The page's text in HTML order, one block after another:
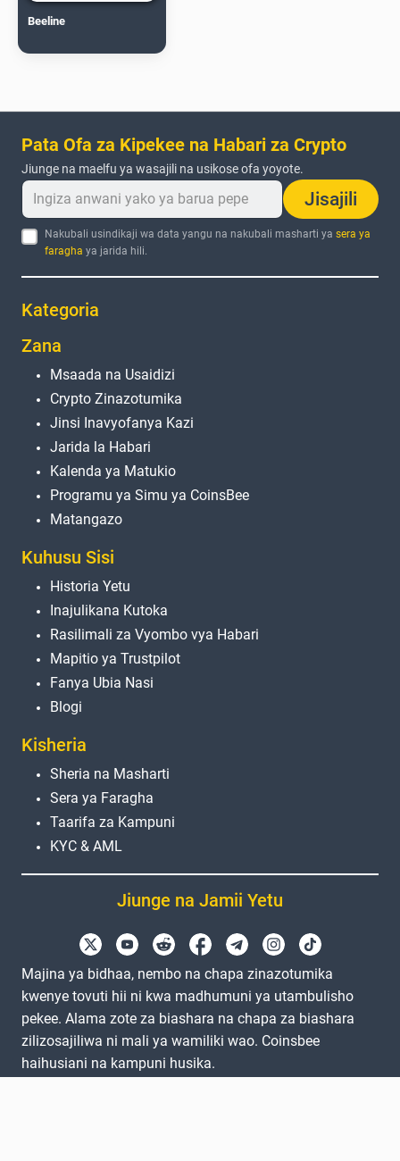
Beeline
Pata Ofa za Kipekee na Habari za Crypto
Jiunge na maelfu ya wasajili na usikose ofa yoyote.
Jisajili
Nakubali usindikaji wa data yangu na nakubali masharti yasera ya
faragha ya jarida hili.
Kategoria
Zana
Msaada na Usaidizi
Crypto Zinazotumika
Jinsi Inavyofanya Kazi
Jarida la Habari
Kalenda ya Matukio
Programu ya Simu ya CoinsBee
Matangazo
Kuhusu Sisi
Historia Yetu
Inajulikana Kutoka
Rasilimali za Vyombo vya Habari
Mapitio ya Trustpilot
Fanya Ubia Nasi
Blogi
Kisheria
Sheria na Masharti
Sera ya Faragha
Taarifa za Kampuni
KYC & AML
Jiunge na Jamii Yetu
Majina ya bidhaa, nembo na chapa zinazotumika
kwenye tovuti hii ni kwa madhumuni ya utambulisho
pekee. Alama zote za biashara na chapa za biashara
zilizosajiliwa ni mali ya wamiliki wao. Coinsbee
haihusiani na kampuni husika.